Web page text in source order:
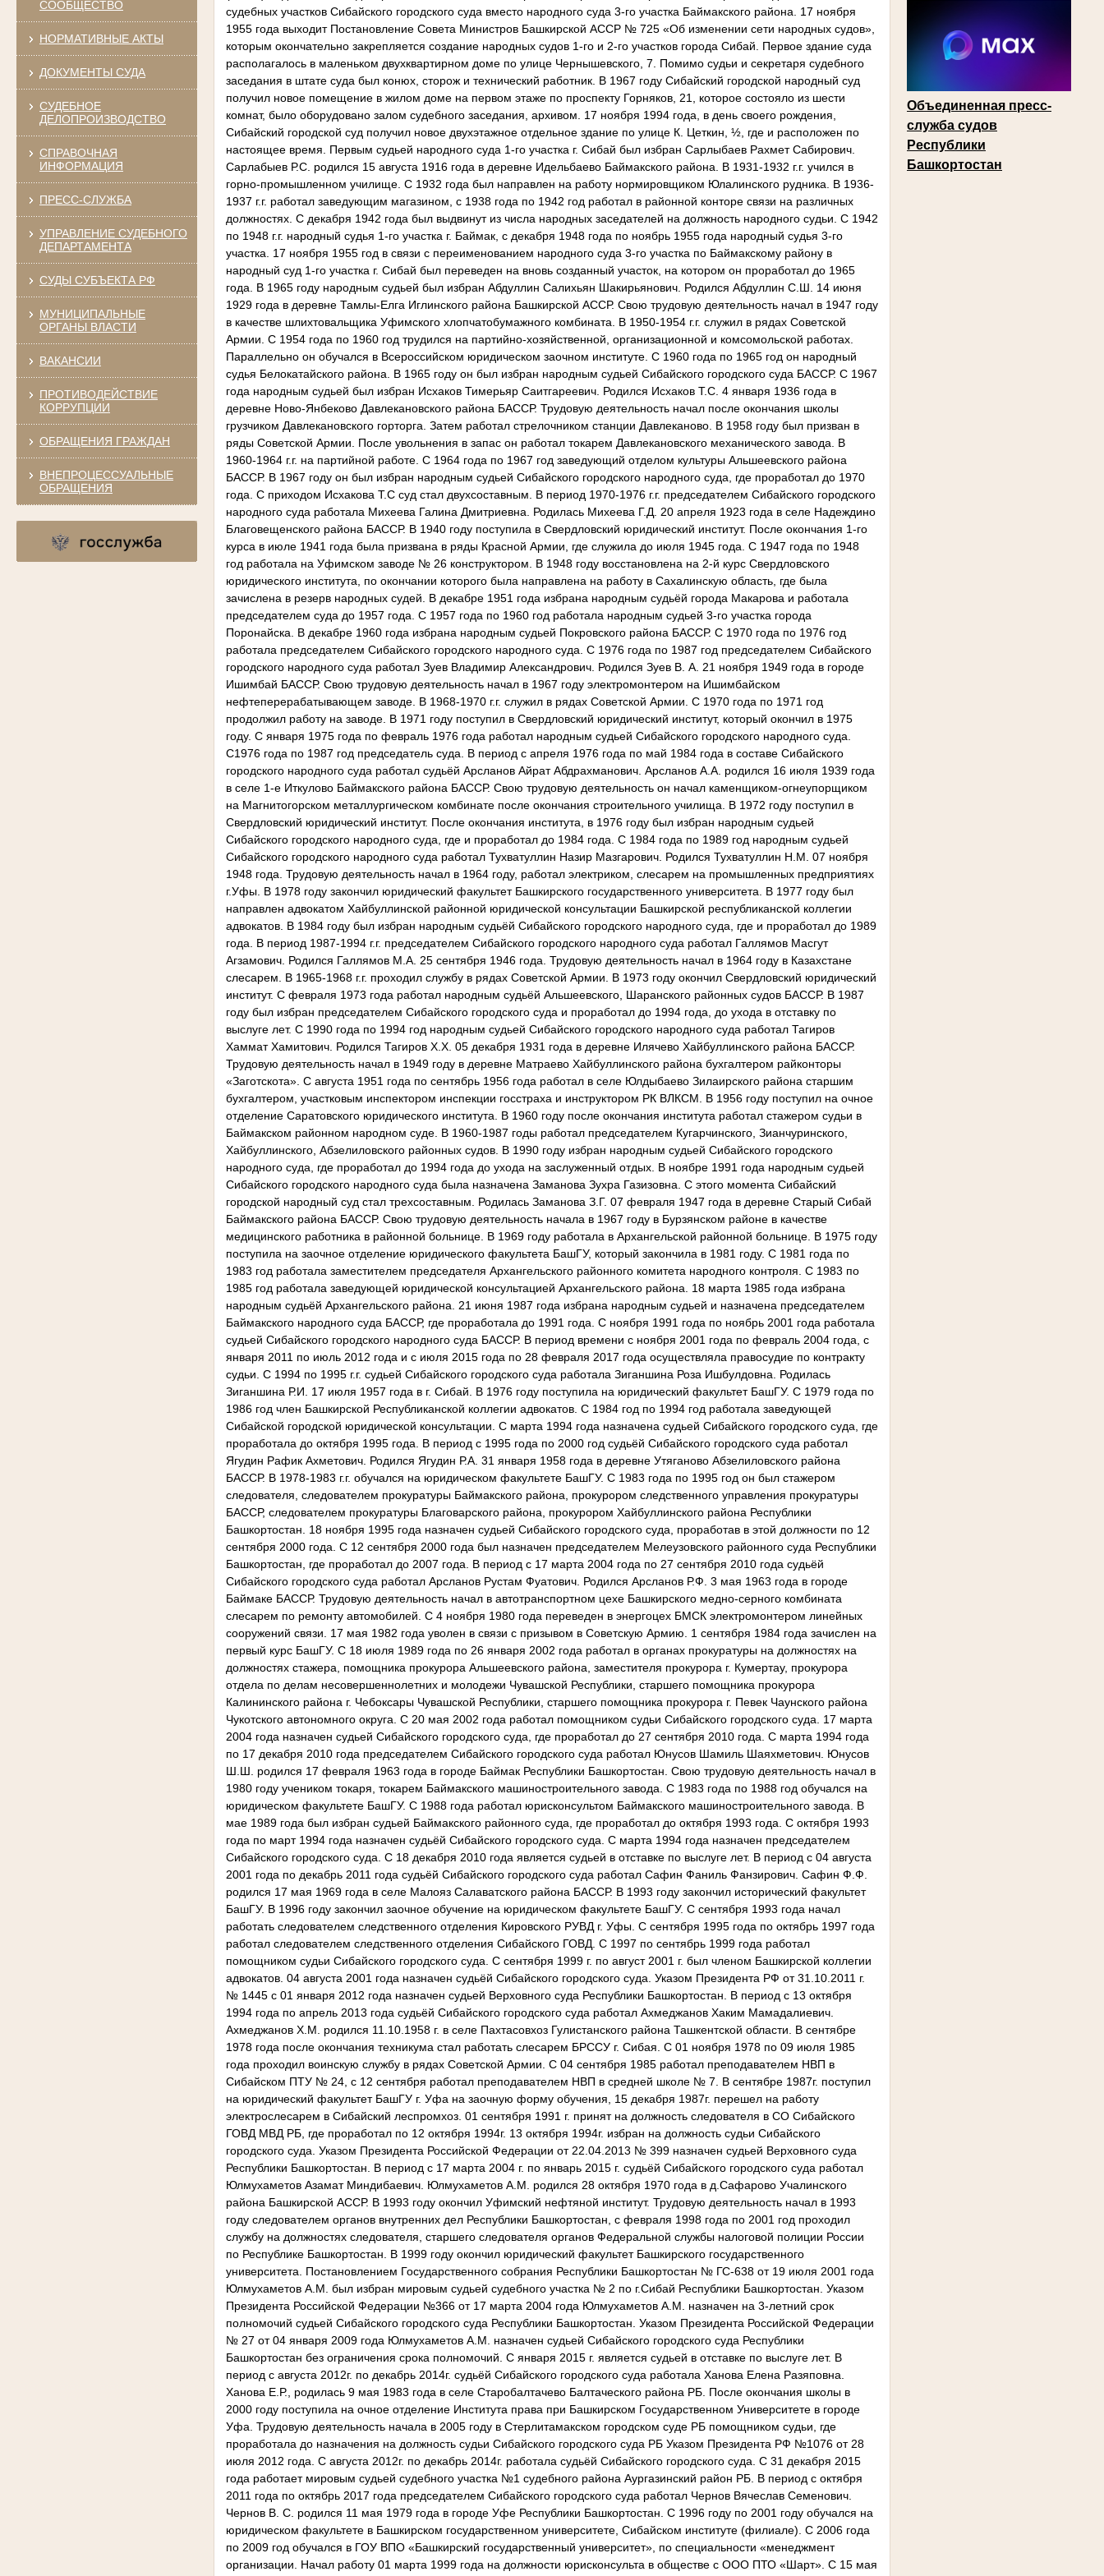
СООБЩЕСТВО
НОРМАТИВНЫЕ АКТЫ
ДОКУМЕНТЫ СУДА
СУДЕБНОЕ
ДЕЛОПРОИЗВОДСТВО
СПРАВОЧНАЯ
ИНФОРМАЦИЯ
ПРЕСС-СЛУЖБА
УПРАВЛЕНИЕ СУДЕБНОГО
ДЕПАРТАМЕНТА
СУДЫ СУБЪЕКТА РФ
МУНИЦИПАЛЬНЫЕ
ОРГАНЫ ВЛАСТИ
ВАКАНСИИ
ПРОТИВОДЕЙСТВИЕ
КОРРУПЦИИ
ОБРАЩЕНИЯ ГРАЖДАН
ВНЕПРОЦЕССУАЛЬНЫЕ
ОБРАЩЕНИЯ
Объединенная пресс-
служба судов
Республики
Башкортостан